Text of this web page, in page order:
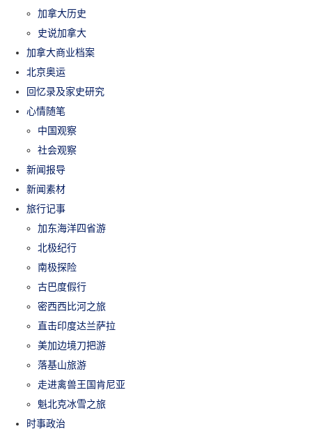
加拿大历史
史说加拿大
加拿大商业档案
北京奥运
回忆录及家史研究
心情随笔
中国观察
社会观察
新闻报导
新闻素材
旅行记事
加东海洋四省游
北极纪行
南极探险
古巴度假行
密西西比河之旅
直击印度达兰萨拉
美加边境刀把游
落基山旅游
走进禽兽王国肯尼亚
魁北克冰雪之旅
时事政治